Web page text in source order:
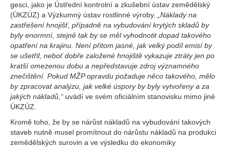
gesci, jako je Ústřední kontrolní a zkušební ústav zemědělský
(ÚKZÚZ) a Výzkumný ústav rostlinné výroby.
„Náklady na
zastřešení hnojišť, případně na vybudování krytých skladů by
byly enormní, stejně tak by se měl vyhodnotit dopad takového
opatření na krajinu. Není přitom jasné, jak velký podíl emisí by
se ušetřil, neboť dobře založené hnojiště vykazuje ztráty jen po
kratší omezenou dobu a nepředstavuje zdroj významného
znečištění. Pokud MŽP opravdu požaduje něco takového, mělo
by zpracovat analýzu, jak velké úspory by byly vytvořeny a za
jakých nákladů,“ uvádí ve svém oficiálním stanovisku mimo jiné
ÚKZÚZ.
Kromě toho, že by se nárůst nákladů na vybudování takových
staveb nutně musel promítnout do nárůstu nákladů na produkci
zemědělských surovin a ve výsledku do ekonomiky